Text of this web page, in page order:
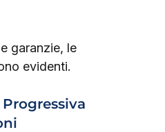
garanzie, le
evidenti.